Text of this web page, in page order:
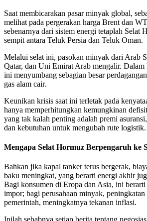
Saat membicarakan pasar minyak global,
melihat pada pergerakan harga Brent dan
sebenarnya dari sistem energi tetaplah
sempit antara Teluk Persia dan Teluk Oman.
Melalui selat ini, pasokan minyak dari Arab
Qatar, dan Uni Emirat Arab mengalir.
ini menyumbang sebagian besar
gas alam cair.
Keunikan krisis saat ini terletak pada
hanya memperhitungkan kemungkinan
yang tak kalah penting adalah premi
dan kebutuhan untuk mengubah rute logistik.
Mengapa Selat Hormuz Berpengaruh ke
Bahkan jika kapal tanker terus bergerak,
baku meningkat, yang berarti energi akhir
Bagi konsumen di Eropa dan Asia, ini
impor; bagi perusahaan minyak, peningkatan
pemerintah, meningkatnya tekanan inflasi.